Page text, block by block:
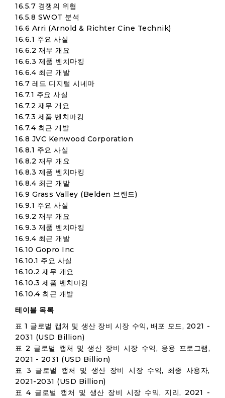
16.5.7 경쟁의 위협
16.5.8 SWOT 분석
16.6 Arri (Arnold & Richter Cine Technik)
16.6.1 주요 사실
16.6.2 재무 개요
16.6.3 제품 벤치마킹
16.6.4 최근 개발
16.7 레드 디지털 시네마
16.7.1 주요 사실
16.7.2 재무 개요
16.7.3 제품 벤치마킹
16.7.4 최근 개발
16.8 JVC Kenwood Corporation
16.8.1 주요 사실
16.8.2 재무 개요
16.8.3 제품 벤치마킹
16.8.4 최근 개발
16.9 Grass Valley (Belden 브랜드)
16.9.1 주요 사실
16.9.2 재무 개요
16.9.3 제품 벤치마킹
16.9.4 최근 개발
16.10 Gopro Inc
16.10.1 주요 사실
16.10.2 재무 개요
16.10.3 제품 벤치마킹
16.10.4 최근 개발
테이블 목록
표 1 글로벌 캡처 및 생산 장비 시장 수익, 배포 모드, 2021 -
2031 (USD Billion)
표 2 글로벌 캡처 및 생산 장비 시장 수익, 응용 프로그램,
2021 - 2031 (USD Billion)
표 3 글로벌 캡처 및 생산 장비 시장 수익, 최종 사용자,
2021-2031 (USD Billion)
표 4 글로벌 캡처 및 생산 장비 시장 수익, 지리, 2021 -